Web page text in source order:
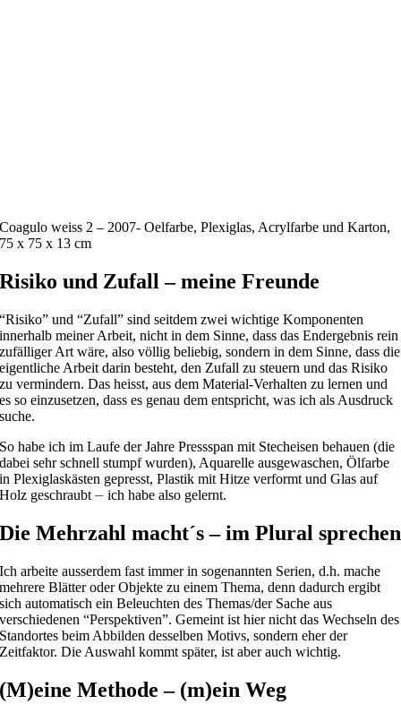
Coagulo weiss 2 – 2007- Oelfarbe, Plexiglas, Acrylfarbe und Karton,
75 x 75 x 13 cm
Risiko und Zufall – meine Freunde
“Risiko” und “Zufall” sind seitdem zwei wichtige Komponenten
innerhalb meiner Arbeit, nicht in dem Sinne, dass das Endergebnis rein
zufälliger Art wäre, also völlig beliebig, sondern in dem Sinne, dass die
eigentliche Arbeit darin besteht, den Zufall zu steuern und das Risiko
zu vermindern. Das heisst, aus dem Material-Verhalten zu lernen und
es so einzusetzen, dass es genau dem entspricht, was ich als Ausdruck
suche.
So habe ich im Laufe der Jahre Pressspan mit Stecheisen behauen (die
dabei sehr schnell stumpf wurden), Aquarelle ausgewaschen, Ölfarbe
in Plexiglaskästen gepresst, Plastik mit Hitze verformt und Glas auf
Holz geschraubt ⏤ ich habe also gelernt.
Die Mehrzahl macht´s – im Plural sprechen
Ich arbeite ausserdem fast immer in sogenannten Serien, d.h. mache
mehrere Blätter oder Objekte zu einem Thema, denn dadurch ergibt
sich automatisch ein Beleuchten des Themas/der Sache aus
verschiedenen “Perspektiven”. Gemeint ist hier nicht das Wechseln des
Standortes beim Abbilden desselben Motivs, sondern eher der
Zeitfaktor. Die Auswahl kommt später, ist aber auch wichtig.
(M)eine Methode – (m)ein Weg